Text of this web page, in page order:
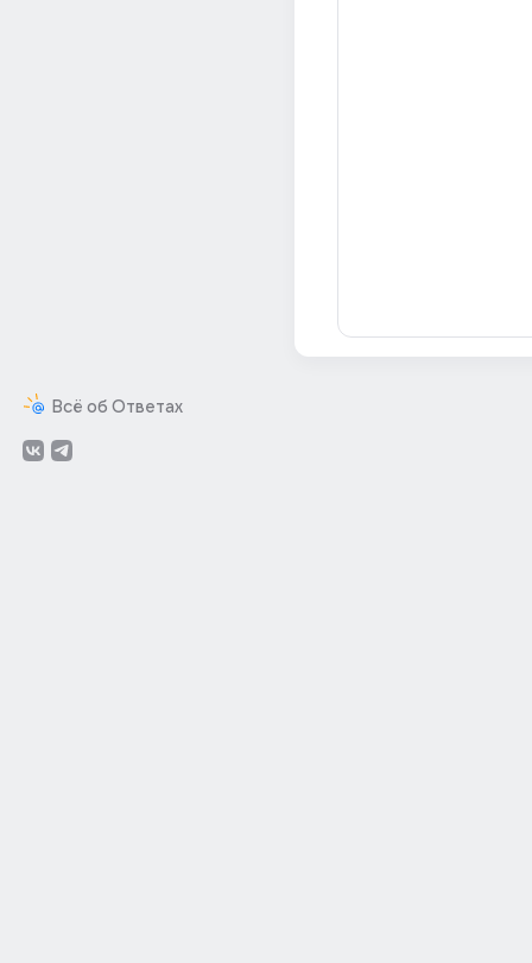
Всё об Ответах